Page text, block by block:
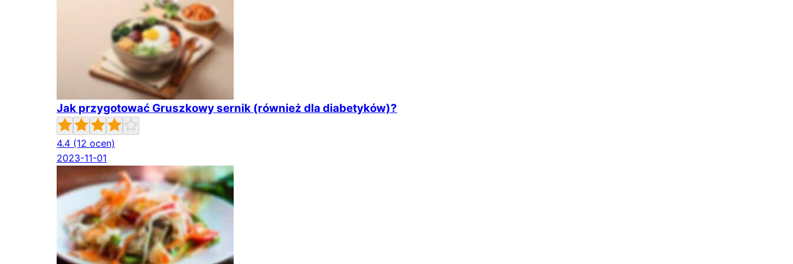
Jak przygotować Gruszkowy sernik (również dla diabetyków)?
4.4 (12 ocen)
2023-11-01